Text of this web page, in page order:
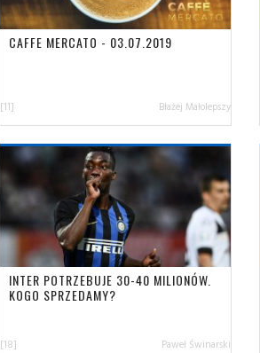
CAFFE MERCATO - 03.07.2019
[11] Błażej Małolepszy
INTER POTRZEBUJE 30-40 MILIONÓW.
KOGO SPRZEDAMY?
[18] Paweł Świnarski